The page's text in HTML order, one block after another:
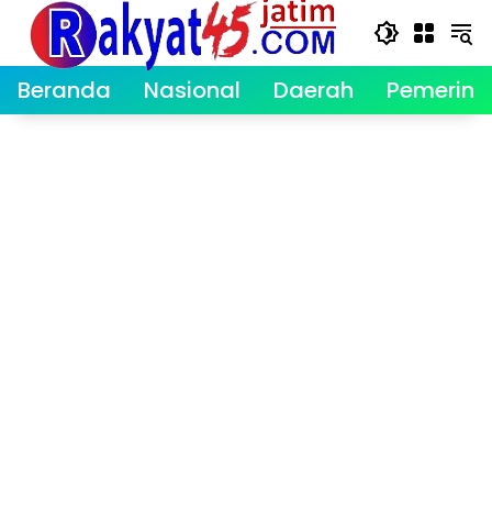
Langsung
konten
Beranda Nasional Daerah